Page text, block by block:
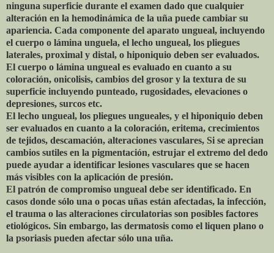
ninguna superficie durante el examen dado que cualquier
alteración en la hemodinámica de la uña puede cambiar su
apariencia. Cada componente del aparato ungueal, incluyendo
el cuerpo o lámina unguela, el lecho ungueal, los pliegues
laterales, proximal y distal, o hiponiquio deben ser evaluados.
El cuerpo o lámina ungueal es evaluado en cuanto a su
coloración, onicolisis, cambios del grosor y la textura de su
superficie incluyendo punteado, rugosidades, elevaciones o
depresiones, surcos etc.
El lecho ungueal, los pliegues ungueales, y el hiponiquio deben
ser evaluados en cuanto a la coloración, eritema, crecimientos
de tejidos, descamación, alteraciones vasculares, Si se aprecian
cambios sutiles en la pigmentación, estrujar el extremo del dedo
puede ayudar a identificar lesiones vasculares que se hacen
más visibles con la aplicación de presión.
El patrón de compromiso ungueal debe ser identificado. En
casos donde sólo una o pocas uñas están afectadas, la infección,
el trauma o las alteraciones circulatorias son posibles factores
etiológicos. Sin embargo, las dermatosis como el liquen plano o
la psoriasis pueden afectar sólo una uña.